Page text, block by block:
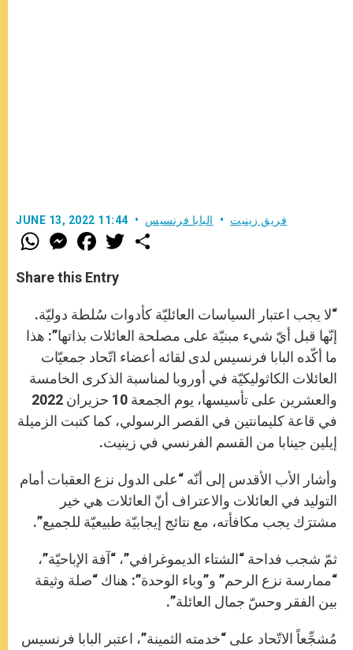
JUNE 13, 2022 11:44 فريق زينيت البابا فرنسيس
W
h
t
s
p
p
M
e
s
e
g
e
r
F
a
e
b
o
k
w
Share this Entry
“لا يجب اعتبار السياسات العائليّة كأدوات سُلطة دوليّة.
إنّها قبل أيّ شيء مبنيّة على مصلحة العائلات بذاتها”: هذا
ما أكّده البابا فرنسيس لدى لقائه أعضاء اتّحاد جمعيّات
العائلات الكاثوليكيّة في أوروبا لمناسبة الذكرى الخامسة
والعشرين على تأسيسها، يوم الجمعة 10 حزيران 2022
في قاعة كليمانتين في القصر الرسولي، كما كتبت الزميلة
إيلين جينابا من القسم الفرنسي في زينيت.
وأشار الأب الأقدس إلى أنّه “على الدول نزع العقبات أمام
التوليد في العائلات والاعتراف أنّ العائلات هي خير
مشترَك يجب مكافأته، مع نتائج إيجابيّة طبيعيّة للجميع”.
ثمّ شجب فداحة “الشتاء الديموغرافي”، “آفة الإباحيّة”،
“ممارسة نزع الرحم” و”وباء الوحدة”: هناك “صلة وثيقة
بين الفقر وحسّ جمال العائلة”.
مُشجِّعاً الاتّحاد على “خدمته الثمينة”، اعتبر البابا فرنسيس